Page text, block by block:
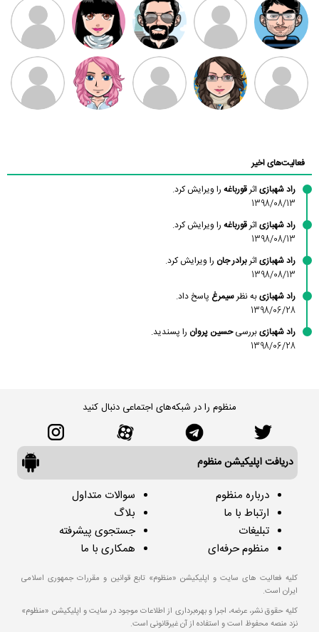
مهدی فرهمند مهدی سلطانی داود رضیی
طرفدار میلی
بابی براون
کیوان کیانی
سامان راحمی امیردلتا امیروو ملیکا منتظری عارفه داستانپور
فعالیت‌های اخیر
راد شهبازی اثرقورباغه را ویرایش کرد.
1398/08/13
راد شهبازی اثرقورباغه را ویرایش کرد.
1398/08/13
راد شهبازی اثربرادر جان را ویرایش کرد.
1398/08/13
راد شهبازیبه نظرسیمرغ پاسخ داد.
1398/06/28
راد شهبازیبررسیحسین پروان را پسندید.
1398/06/28
منظوم را در شبکه‌های اجتماعی دنبال کنید
دریافت اپلیکیشن منظوم
درباره منظوم
ارتباط با ما
تبلیغات
منظوم حرفه‌ای
سوالات متداول
بلاگ
جستجوی پیشرفته
همکاری با ما
کلیه فعالیت های سایت و اپلیکیشن «منظوم» تابع قوانین و مقررات جمهوری اسلامی
ایران است.
کلیه حقوق نشر، عرضه، اجرا و بهره‌برداری از اطلاعات موجود در سایت و اپلیکیشن «منظوم»
نزد منصه محفوظ است و استفاده از آن غیرقانونی است.